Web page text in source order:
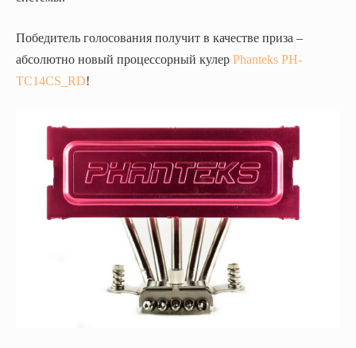
Победитель голосования получит в качестве приза –
абсолютно новый процессорный кулер Phanteks PH-
TC14CS_RD!